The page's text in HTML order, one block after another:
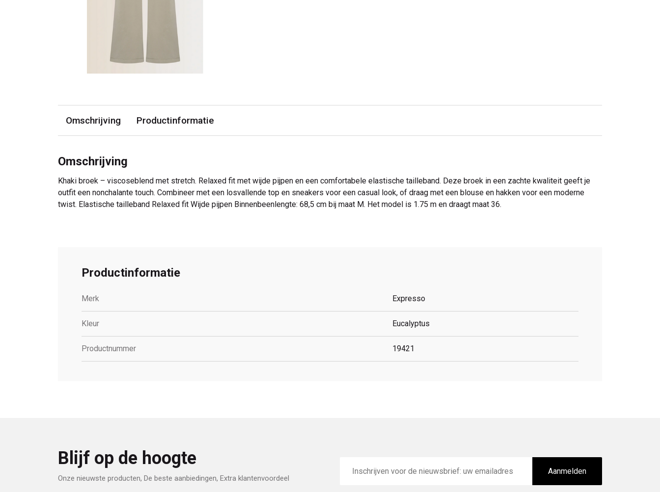
Omschrijving Productinformatie
Omschrijving
Khaki broek – viscoseblend met stretch. Relaxed fit met wijde pijpen en een comfortabele elastische tailleband. Deze broek in een zachte kwaliteit geeft je
outfit een nonchalante touch. Combineer met een losvallende top en sneakers voor een casual look, of draag met een blouse en hakken voor een moderne
twist. Elastische tailleband Relaxed fit Wijde pijpen Binnenbeenlengte: 68,5 cm bij maat M. Het model is 1.75 m en draagt maat 36.
Productinformatie
Merk Expresso
Kleur Eucalyptus
Productnummer 19421
Blijf op de hoogte
Onze nieuwste producten, De beste aanbiedingen, Extra klantenvoordeel
mailadres
Aanmelden